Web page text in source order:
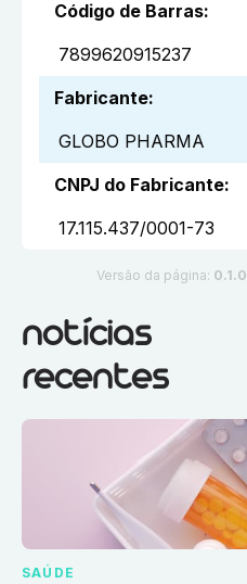
Código de Barras:
7899620915237
Fabricante:
GLOBO PHARMA
CNPJ do Fabricante:
17.115.437/0001-73
Versão da página: 0.1.0
notícias
recentes
SAÚDE